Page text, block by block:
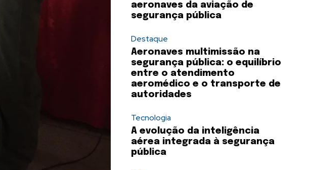
aeronaves da aviação de
segurança pública
Destaque
Aeronaves multimissão na
segurança pública: o equilíbrio
entre o atendimento
aeromédico e o transporte de
autoridades
Tecnologia
A evolução da inteligência
aérea integrada à segurança
pública